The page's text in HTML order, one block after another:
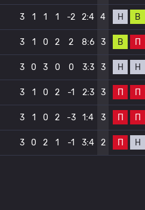
3 1 1 1 -2 2:4 4 Н В
3 1 0 2 2 8:6 3 В П
3 0 3 0 0 3:3 3 Н Н
3 1 0 2 -1 2:3 3 П П
3 1 0 2 -3 1:4 3 П П
3 0 2 1 -1 3:4 2 П Н